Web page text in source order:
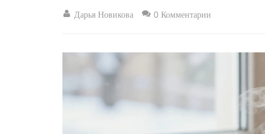
Дарья Новикова 0 Комментарии